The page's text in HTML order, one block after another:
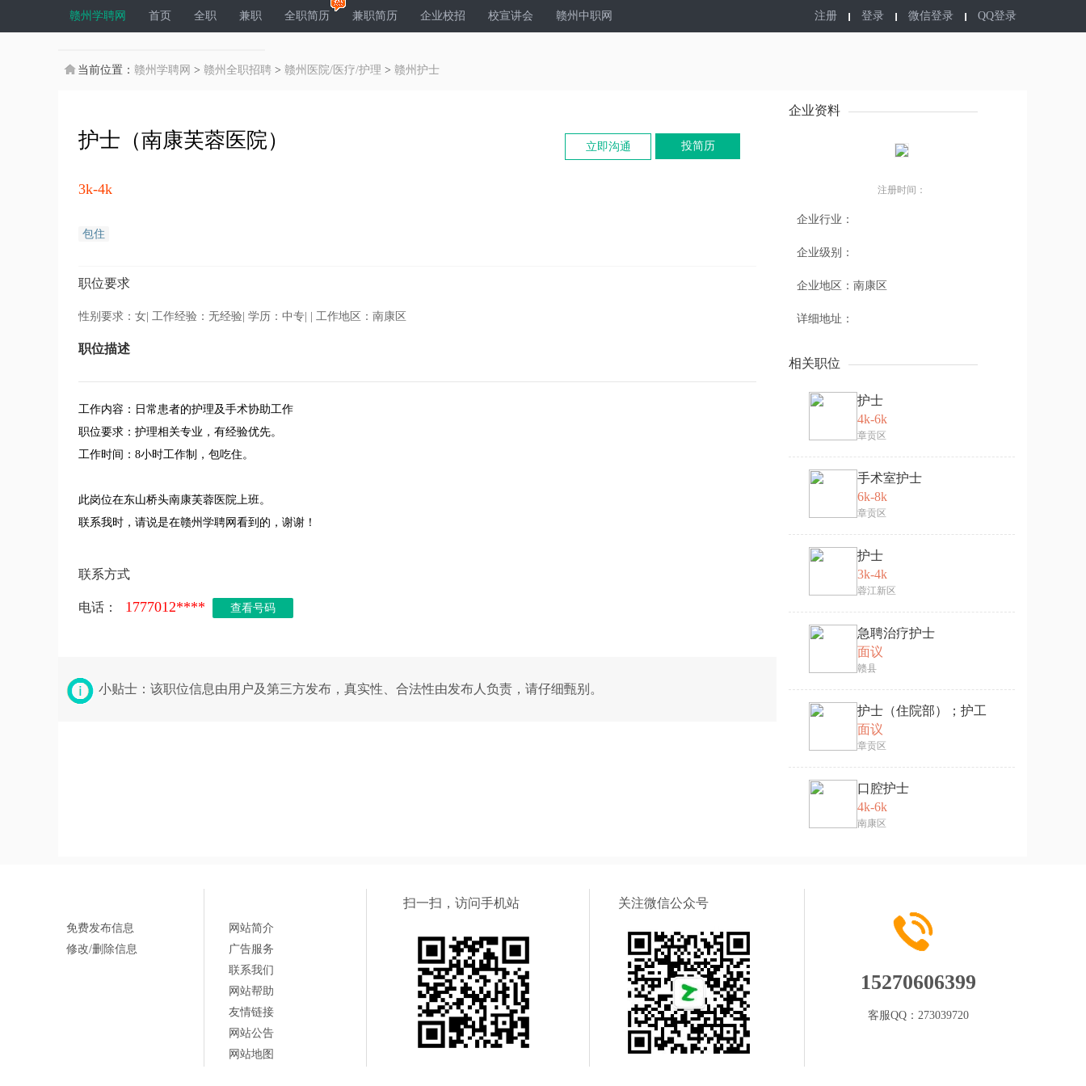
赣州学聘网 首页 全职 兼职 全职简历 兼职简历 企业校招 校宣讲会 赣州中职网 QQ登录
微信登录
登录
注册
当前位置： 赣州学聘网 > 赣州全职招聘 > 赣州医院/医疗/护理 > 赣州护士
投简历
立即沟通
护士（南康芙蓉医院）
3k-4k
包住
职位要求
性别要求： 女 | 工作经验：无经验| 学历：中专| | 工作地区：南康区
职位描述
工作内容：日常患者的护理及手术协助工作
职位要求：护理相关专业，有经验优先。
工作时间：8小时工作制，包吃住。
此岗位在东山桥头南康芙蓉医院上班。
联系我时，请说是在赣州学聘网看到的，谢谢！
联系方式
电话： 1777012**** 查看号码
小贴士：该职位信息由用户及第三方发布，真实性、合法性由发布人负责，请仔细甄别。
企业资料
注册时间：
企业行业：
企业级别：
企业地区： 南康区
详细地址：
相关职位
护士
4k-6k
章贡区
手术室护士
6k-8k
章贡区
护士
3k-4k
蓉江新区
急聘治疗护士
面议
赣县
护士（住院部）；护工
面议
章贡区
口腔护士
4k-6k
南康区
免费发布信息
修改/删除信息
网站简介
广告服务
联系我们
网站帮助
友情链接
网站公告
网站地图
扫一扫，访问手机站 关注微信公众号
15270606399
客服QQ： 273039720